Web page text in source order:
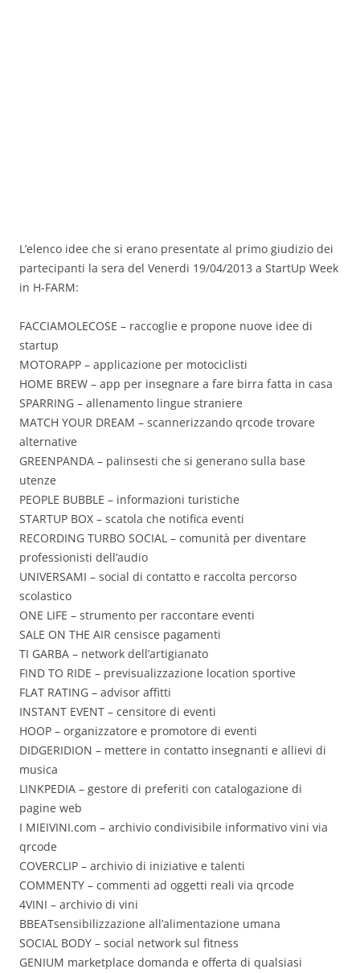
L’elenco idee che si erano presentate al primo giudizio dei
partecipanti la sera del Venerdi 19/04/2013 a StartUp Week
in H-FARM:
FACCIAMOLECOSE – raccoglie e propone nuove idee di
startup
MOTORAPP – applicazione per motociclisti
HOME BREW – app per insegnare a fare birra fatta in casa
SPARRING – allenamento lingue straniere
MATCH YOUR DREAM – scannerizzando qrcode trovare
alternative
GREENPANDA – palinsesti che si generano sulla base
utenze
PEOPLE BUBBLE – informazioni turistiche
STARTUP BOX – scatola che notifica eventi
RECORDING TURBO SOCIAL – comunità per diventare
professionisti dell’audio
UNIVERSAMI – social di contatto e raccolta percorso
scolastico
ONE LIFE – strumento per raccontare eventi
SALE ON THE AIR censisce pagamenti
TI GARBA – network dell’artigianato
FIND TO RIDE – previsualizzazione location sportive
FLAT RATING – advisor affitti
INSTANT EVENT – censitore di eventi
HOOP – organizzatore e promotore di eventi
DIDGERIDION – mettere in contatto insegnanti e allievi di
musica
LINKPEDIA – gestore di preferiti con catalogazione di
pagine web
I MIEIVINI.com – archivio condivisibile informativo vini via
qrcode
COVERCLIP – archivio di iniziative e talenti
COMMENTY – commenti ad oggetti reali via qrcode
4VINI – archivio di vini
BBEATsensibilizzazione all’alimentazione umana
SOCIAL BODY – social network sul fitness
GENIUM marketplace domanda e offerta di qualsiasi